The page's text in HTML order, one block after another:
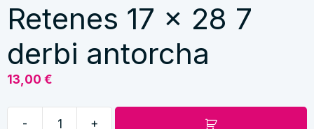
Retenes 17 x 28 7
derbi antorcha
13,00 €
- +